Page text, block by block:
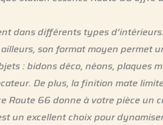
dans différents types
son format moyen permet
: bidons déco, néons, plaques
De plus, la finition mate
Route 66 donne à votre pièce un
un excellent choix pour